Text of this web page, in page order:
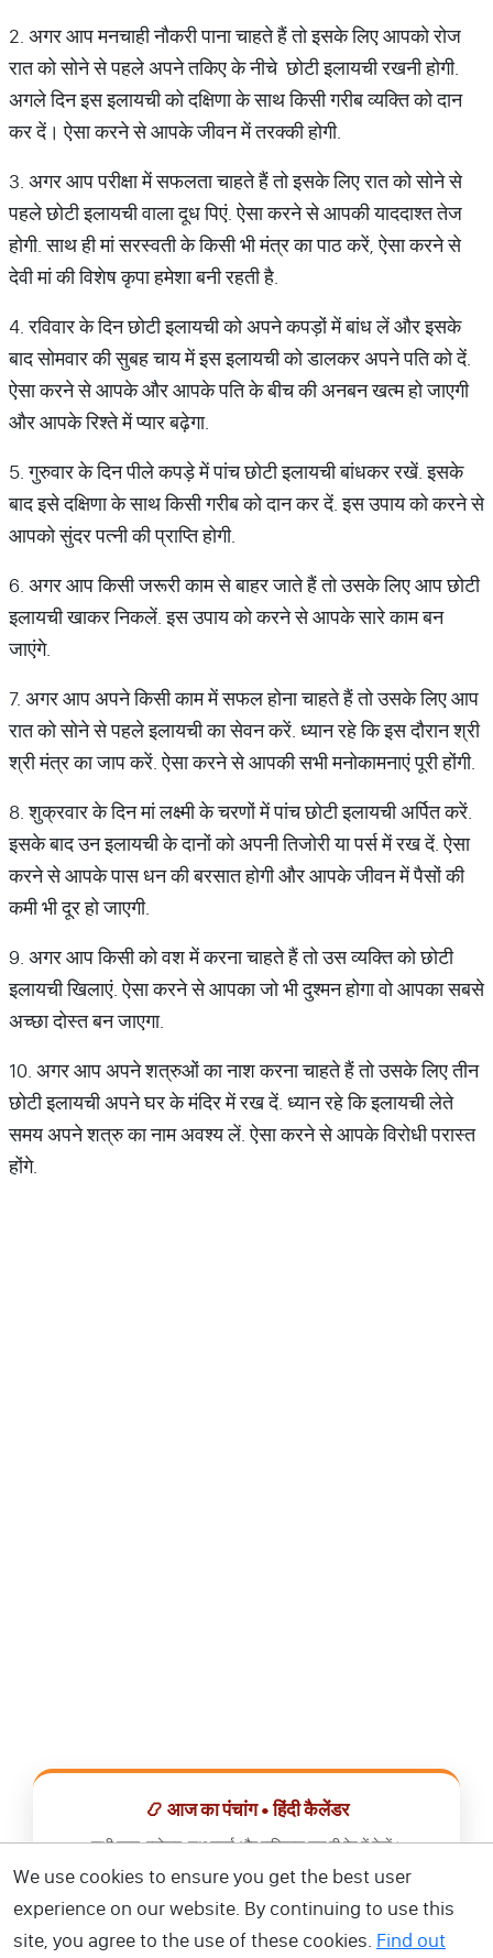
2. अगर आप मनचाही नौकरी पाना चाहते हैं तो इसके लिए आपको रोज
रात को सोने से पहले अपने तकिए के नीचे छोटी इलायची रखनी होगी.
अगले दिन इस इलायची को दक्षिणा के साथ किसी गरीब व्यक्ति को दान
कर दें। ऐसा करने से आपके जीवन में तरक्की होगी.
3. अगर आप परीक्षा में सफलता चाहते हैं तो इसके लिए रात को सोने से
पहले छोटी इलायची वाला दूध पिएं. ऐसा करने से आपकी याददाश्त तेज
होगी. साथ ही मां सरस्वती के किसी भी मंत्र का पाठ करें, ऐसा करने से
देवी मां की विशेष कृपा हमेशा बनी रहती है.
4. रविवार के दिन छोटी इलायची को अपने कपड़ों में बांध लें और इसके
बाद सोमवार की सुबह चाय में इस इलायची को डालकर अपने पति को दें.
ऐसा करने से आपके और आपके पति के बीच की अनबन खत्म हो जाएगी
और आपके रिश्ते में प्यार बढ़ेगा.
5. गुरुवार के दिन पीले कपड़े में पांच छोटी इलायची बांधकर रखें. इसके
बाद इसे दक्षिणा के साथ किसी गरीब को दान कर दें. इस उपाय को करने से
आपको सुंदर पत्नी की प्राप्ति होगी.
6. अगर आप किसी जरूरी काम से बाहर जाते हैं तो उसके लिए आप छोटी
इलायची खाकर निकलें. इस उपाय को करने से आपके सारे काम बन
जाएंगे.
7. अगर आप अपने किसी काम में सफल होना चाहते हैं तो उसके लिए आप
रात को सोने से पहले इलायची का सेवन करें. ध्यान रहे कि इस दौरान श्री
श्री मंत्र का जाप करें. ऐसा करने से आपकी सभी मनोकामनाएं पूरी होंगी.
8. शुक्रवार के दिन मां लक्ष्मी के चरणों में पांच छोटी इलायची अर्पित करें.
इसके बाद उन इलायची के दानों को अपनी तिजोरी या पर्स में रख दें. ऐसा
करने से आपके पास धन की बरसात होगी और आपके जीवन में पैसों की
कमी भी दूर हो जाएगी.
9. अगर आप किसी को वश में करना चाहते हैं तो उस व्यक्ति को छोटी
इलायची खिलाएं. ऐसा करने से आपका जो भी दुश्मन होगा वो आपका सबसे
अच्छा दोस्त बन जाएगा.
10. अगर आप अपने शत्रुओं का नाश करना चाहते हैं तो उसके लिए तीन
छोटी इलायची अपने घर के मंदिर में रख दें. ध्यान रहे कि इलायची लेते
समय अपने शत्रु का नाम अवश्य लें. ऐसा करने से आपके विरोधी परास्त
होंगे.
📿 आज का पंचांग • हिंदी कैलेंडर
सभी व्रत, त्योहार, शुभ मुहूर्त और राशिफल एक ही ऐप में देखें।
📅 हिंदी कैलेंडर ऐप डाउनलोड करें
We use cookies to ensure you get the best user
experience on our website. By continuing to use this
site, you agree to the use of these cookies. Find out